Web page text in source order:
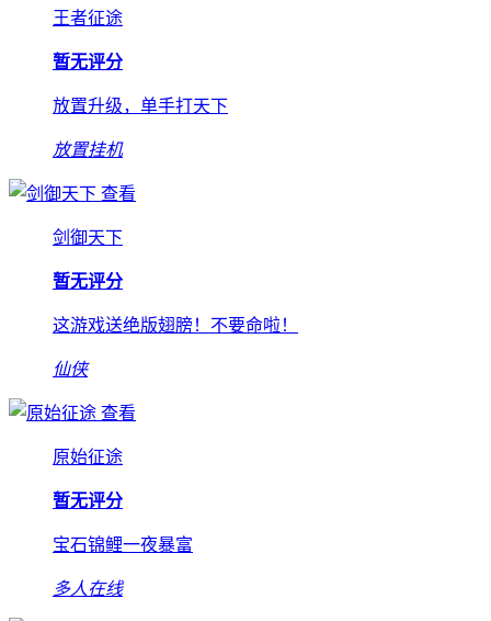
王者征途
暂无评分
放置升级，单手打天下
放置挂机
查看
剑御天下
暂无评分
这游戏送绝版翅膀！不要命啦！
仙侠
查看
原始征途
暂无评分
宝石锦鲤一夜暴富
多人在线